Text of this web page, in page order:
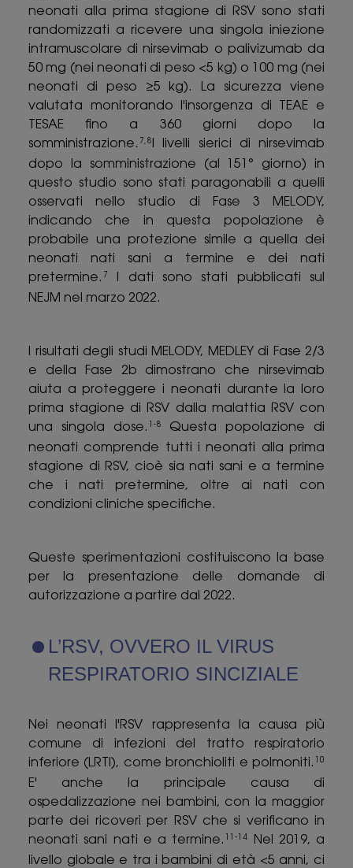
neonati alla prima stagione di RSV sono stati
randomizzati a ricevere una singola iniezione
intramuscolare di nirsevimab o palivizumab da
50 mg (nei neonati di peso <5 kg) o 100 mg (nei
neonati di peso ≥5 kg). La sicurezza viene
valutata monitorando l'insorgenza di TEAE e
TESAE fino a 360 giorni dopo la
somministrazione. 7,8
I livelli sierici di nirsevimab
dopo la somministrazione (al 151° giorno) in
questo studio sono stati paragonabili a quelli
osservati nello studio di Fase 3 MELODY,
indicando che in questa popolazione è
probabile una protezione simile a quella dei
neonati nati sani a termine e dei nati
pretermine. 7
I dati sono stati pubblicati sul
NEJM nel marzo 2022.
I risultati degli studi MELODY, MEDLEY di Fase 2/3
e della Fase 2b dimostrano che nirsevimab
aiuta a proteggere i neonati durante la loro
prima stagione di RSV dalla malattia RSV con
una singola dose.
1-8
Questa popolazione di
neonati comprende tutti i neonati alla prima
stagione di RSV, cioè sia nati sani e a termine
che i nati pretermine, oltre ai nati con
condizioni cliniche specifiche.
Queste sperimentazioni costituiscono la base
per la presentazione delle domande di
autorizzazione a partire dal 2022.
L’RSV, OVVERO IL VIRUS
RESPIRATORIO SINCIZIALE
Nei neonati l'RSV rappresenta la causa più
comune di infezioni del tratto respiratorio
inferiore (LRTI), come bronchioliti e polmoniti.
10
E' anche la principale causa di
ospedalizzazione nei bambini, con la maggior
parte dei ricoveri per RSV che si verificano in
neonati sani nati e a termine.
11-14
Nel 2019, a
livello globale e tra i bambini di età <5 anni, ci